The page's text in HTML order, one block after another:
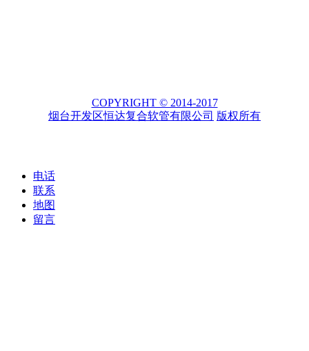
COPYRIGHT © 2014-2017
烟台开发区恒达复合软管有限公司 版权所有
电话
联系
地图
留言